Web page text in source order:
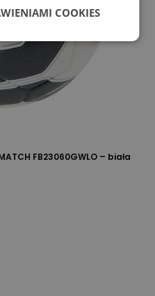
FB23060GWLO – biała
COOKIES